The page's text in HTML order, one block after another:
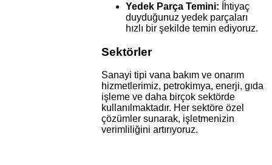
Yedek Parça Temini: İhtiyaç
duyduğunuz yedek parçaları
hızlı bir şekilde temin ediyoruz.
Sektörler
Sanayi tipi vana bakım ve onarım
hizmetlerimiz, petrokimya, enerji, gıda
işleme ve daha birçok sektörde
kullanılmaktadır. Her sektöre özel
çözümler sunarak, işletmenizin
verimliliğini artırıyoruz.